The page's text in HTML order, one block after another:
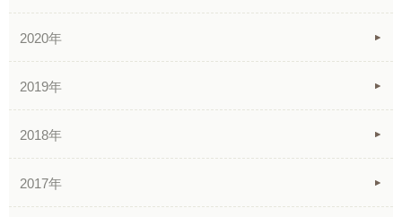
2020年
2019年
2018年
2017年